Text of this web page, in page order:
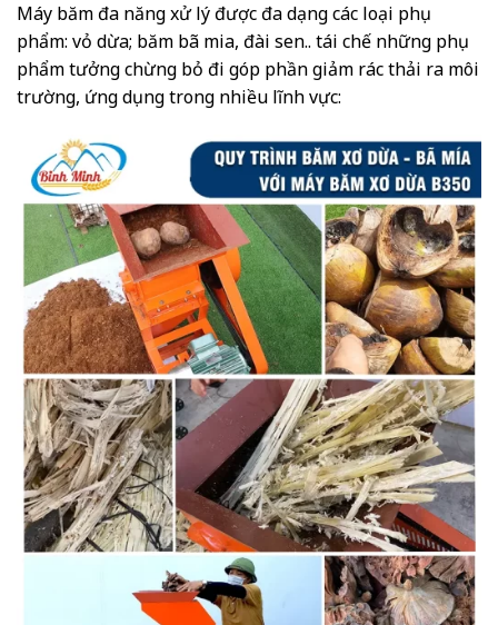
Máy băm đa năng xử lý được đa dạng các loại phụ
phẩm: vỏ dừa; băm bã mia, đài sen.. tái chế những phụ
phẩm tưởng chừng bỏ đi góp phần giảm rác thải ra môi
trường, ứng dụng trong nhiều lĩnh vực: